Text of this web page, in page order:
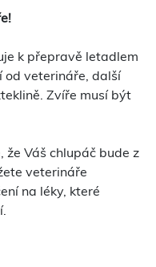
k přepravě letadlem
od veterináře, další
Zvíře musí být
Váš chlupáč bude z
veterináře
na léky, které